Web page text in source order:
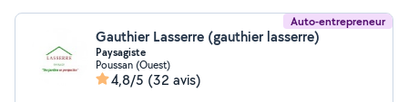
Auto-entrepreneur
Gauthier Lasserre (gauthier lasserre)
Paysagiste
Poussan (Ouest)
4,8/5 (32 avis)